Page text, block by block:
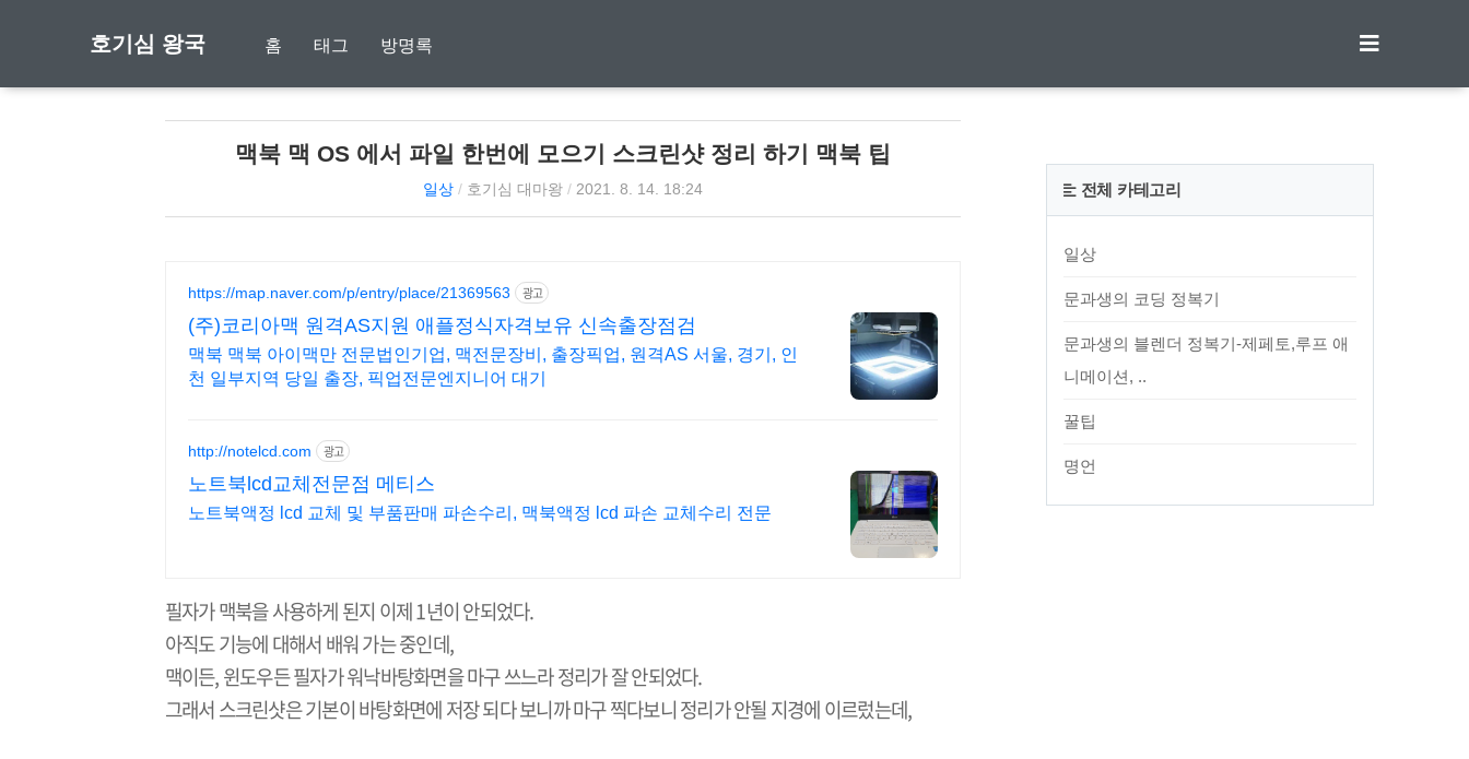
호기심 왕국 홈 태그 방명록
맥북 맥 OS 에서 파일 한번에 모으기 스크린샷 정리 하기 맥북 팁
일상 / 호기심 대마왕/ 2021. 8. 14. 18:24
https://map.naver.com/p/entry/place/21369563 광고
(주)코리아맥 원격AS지원 애플정식자격보유 신속출장점검
맥북 맥북 아이맥만 전문법인기업, 맥전문장비, 출장픽업, 원격AS 서울, 경기, 인
천 일부지역 당일 출장, 픽업전문엔지니어 대기
http://notelcd.com 광고
노트북lcd교체전문점 메티스
노트북액정 lcd 교체 및 부품판매 파손수리, 맥북액정 lcd 파손 교체수리 전문
필자가 맥북을 사용하게 된지 이제 1년이 안되었다.
아직도 기능에 대해서 배워 가는 중인데,
맥이든, 윈도우든 필자가 워낙바탕화면을 마구 쓰느라 정리가 잘 안되었다.
그래서 스크린샷은 기본이 바탕화면에 저장 되다 보니까 마구 찍다보니 정리가 안될 지경에 이르렀는데,
전체 카테고리
일상
문과생의 코딩 정복기
문과생의 블렌더 정복기-제페토,루프 애
니메이션, ..
꿀팁
명언